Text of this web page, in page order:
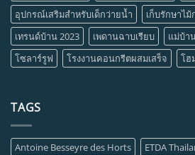
อุปกรณ์เสริมสำหรับเด็กว่ายน้ำ
เก็บรักษาไม้
เทรนด์บ้าน 2023
เพดานฉาบเรียบ
แม่บ้า
โซลาร์รูฟ
โรงงานคอนกรีตผสมเสร็จ โฮ
TAGS
Antoine Besseyre des Horts ETDA